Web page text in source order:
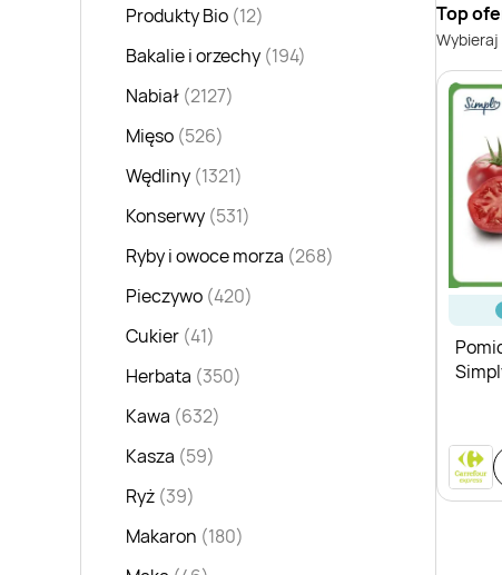
Produkty Bio (12)
Bakalie i orzechy (194)
Nabiał (2127)
Mięso (526)
Wędliny (1321)
Konserwy (531)
Ryby i owoce morza (268)
Pieczywo (420)
Cukier (41)
Herbata (350)
Kawa (632)
Kasza (59)
Ryż (39)
Makaron (180)
Top